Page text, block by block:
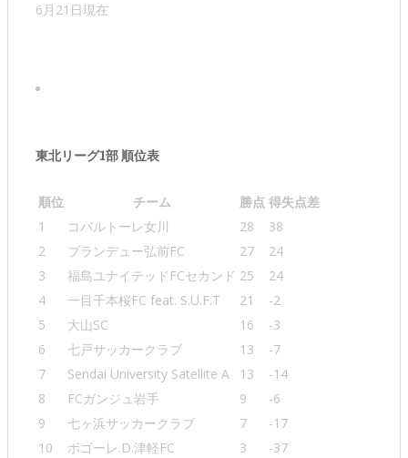
6月21日現在
東北リーグ1部 順位表
順位 チーム 勝点 得失点差
1
コバルトーレ女川 28
38
2
ブランデュー弘前FC 27
24
3
福島ユナイテッドFCセカンド 25
24
4
一目千本桜FC feat. S.U.F.T 21
-2
5
大山SC 16
-3
6
七戸サッカークラブ 13
-7
7
Sendai University Satellite A 13
-14
8
FCガンジュ岩手 9
-6
9
七ヶ浜サッカークラブ 7
-17
10
ボゴーレ.D.津軽FC 3
-37